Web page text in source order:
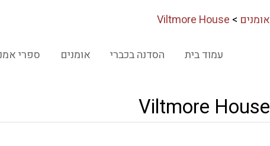
אומנים >
Viltmore House
ספרי אומנים הסדנה בכברי עמוד בית
Viltmore House